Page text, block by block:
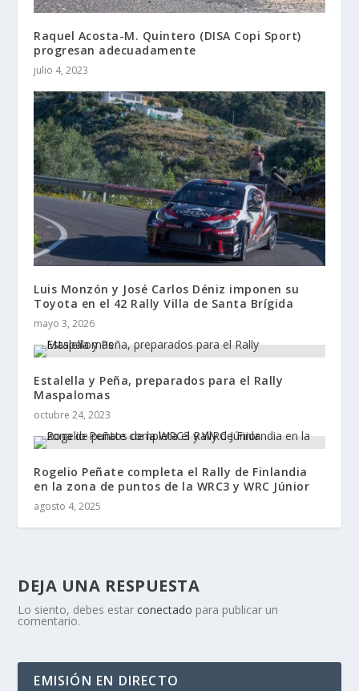
Raquel Acosta-M. Quintero (DISA Copi Sport)
progresan adecuadamente
julio 4, 2023
Luis Monzón y José Carlos Déniz imponen su
Toyota en el 42 Rally Villa de Santa Brígida
mayo 3, 2026
Estalella y Peña, preparados para el Rally
Maspalomas
octubre 24, 2023
Rogelio Peñate completa el Rally de Finlandia
en la zona de puntos de la WRC3 y WRC Júnior
agosto 4, 2025
DEJA UNA RESPUESTA
Lo siento, debes estarconectado para publicar un
comentario.
EMISIÓN EN DIRECTO